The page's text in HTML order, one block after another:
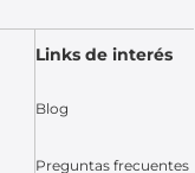
Links de interés
Blog
Preguntas frecuentes